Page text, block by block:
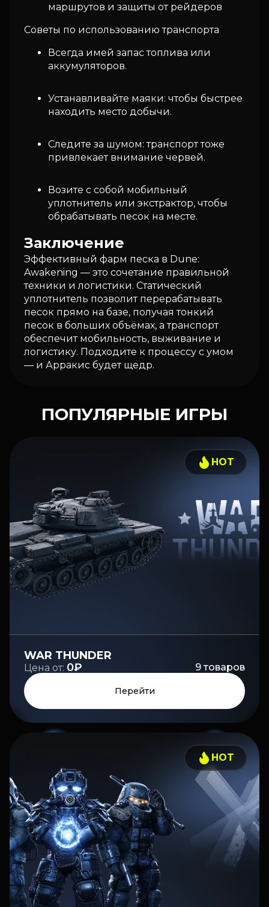
маршрутов и защиты от рейдеров
Советы по использованию транспорта
Всегда имей запас топлива или
аккумуляторов.
Устанавливайте маяки: чтобы быстрее
находить место добычи.
Следите за шумом: транспорт тоже
привлекает внимание червей.
Возите с собой мобильный
уплотнитель или экстрактор, чтобы
обрабатывать песок на месте.
Заключение
Эффективный фарм песка в Dune:
Awakening — это сочетание правильной
техники и логистики. Статический
уплотнитель позволит перерабатывать
песок прямо на базе, получая тонкий
песок в больших объёмах, а транспорт
обеспечит мобильность, выживание и
логистику. Подходите к процессу с умом
— и Арракис будет щедр.
ПОПУЛЯРНЫЕ ИГРЫ
HOT
WAR THUNDER
Цена от: 0₽ 9товаров
Перейти
HOT